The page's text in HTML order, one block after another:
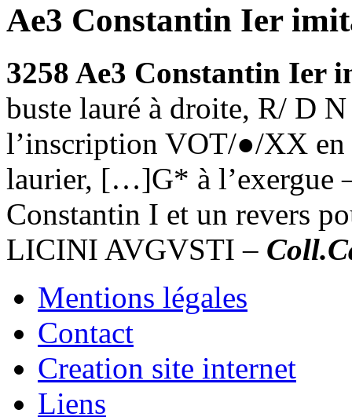
Ae3 Constantin Ier
3258 Ae3 Constantin Ier
buste lauré à droite, R/ D
l’inscription VOT/●/XX en
laurier, […]G* à l’exergue
Constantin I et un revers
LICINI AVGVSTI –
Mentions légales
Contact
Creation site internet
Liens